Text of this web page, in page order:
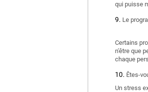
qui puisse
Le
Certains
n'être que
chaque
Êtes-
Un stress